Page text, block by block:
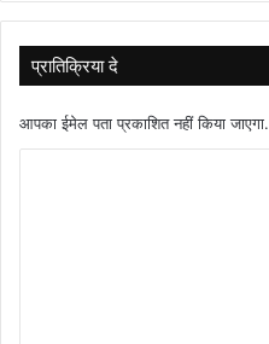
प्रातिक्रिया दे
आपका ईमेल पता प्रकाशित नहीं किया जाएगा.